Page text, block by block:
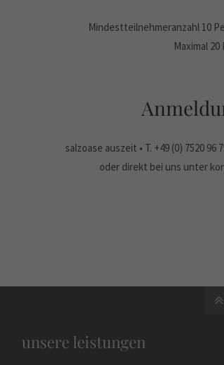
Mindestteilnehmeranzahl 10
Maximal
salzoase auszeit • T. +49 (0) 7520
oder direkt bei uns unter
unsere leistungen